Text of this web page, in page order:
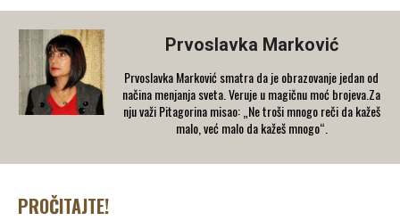
Prvoslavka Marković
Prvoslavka Marković smatra da je obrazovanje jedan od
načina menjanja sveta. Veruje u magičnu moć brojeva.Za
nju važi Pitagorina misao: „Ne troši mnogo reči da kažeš
malo, već malo da kažeš mnogo“.
PROČITAJTE!